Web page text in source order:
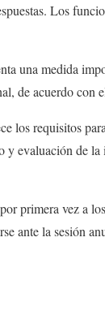
Los
una medida
de acuerdo con
los requisitos
y evaluación de
primera vez a
ante la sesión